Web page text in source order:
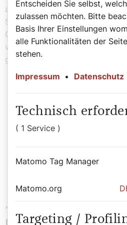
aufgrund des menschlichen
Selbstverständlichkeit ist. Eine
Geschenkidee zum 300.
wäre doch die Verwirklichung
gültiger globaler Rechtsbasis.
„Ich empfehle
ewigen
als
Simon
„Was kann ich
tun? Was darf ich
Entscheiden Sie selbst,
zulassen möchten. Bitte
Basis Ihrer Einstellungen
alle Funktionalitäten der
stehen.
Impressum • Datenschutz
Technisch
( 1 Service )
Matomo Tag Manager
Matomo.org
Targeting /